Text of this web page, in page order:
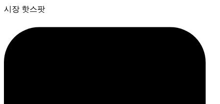
시장 핫스팟